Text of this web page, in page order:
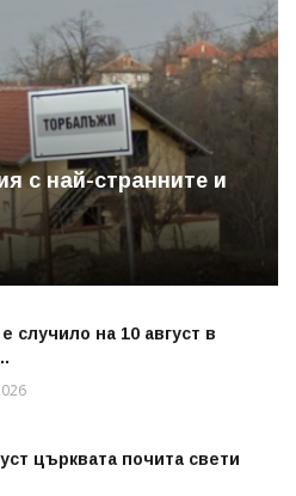
с най-странните и
случило на 10 август в
църквата почита свети